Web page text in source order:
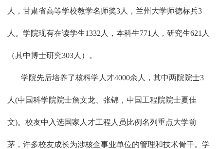
人，甘肃省高等学校教学名师奖3人，兰州大学师德标兵3
人。学院现有在读学生1332人，本科生771人，研究生621人
（其中博士研究303人）。
学院先后培养了核科学人才4000余人，其中两院院士3
人(中国科学院院士詹文龙、张锦，中国工程院院士夏佳
文)。校友中入选国家人才工程人员比例名列重点大学前
茅，许多校友成长为涉核企事业单位的管理和技术骨干。学